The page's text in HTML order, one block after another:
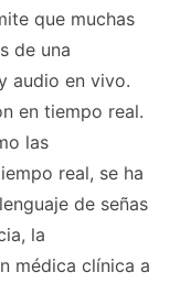
que muchas
de una
audio en vivo.
en tiempo real.
las
real, se ha
de señas
la
médica clínica a